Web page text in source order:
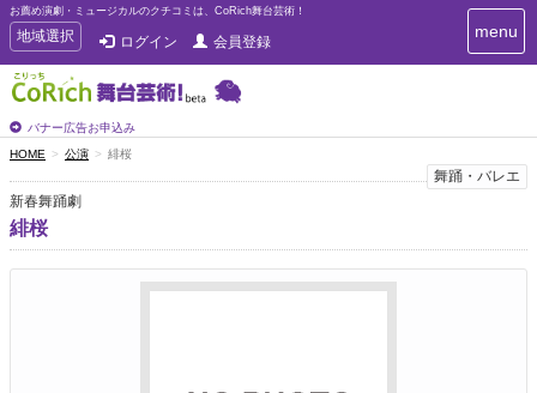
お薦め演劇・ミュージカルのクチコミは、CoRich舞台芸術！
T
o
g
g
e
n
a
v
i
g
地域選択 ログイン 会員登録
バナー広告お申込み
T
o
n
i
g
menu
HOME 公演 緋桜
舞踊・バレエ
新春舞踊劇
緋桜